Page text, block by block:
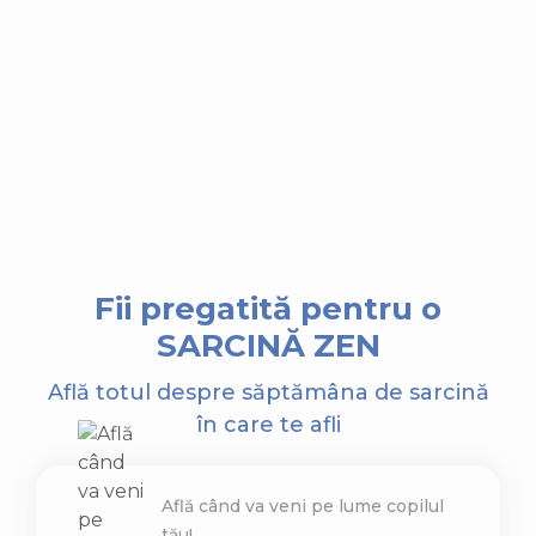
Fii pregatită pentru o
SARCINĂ ZEN
Află totul despre săptămâna de sarcină
în care te afli
Află când va veni pe lume copilul